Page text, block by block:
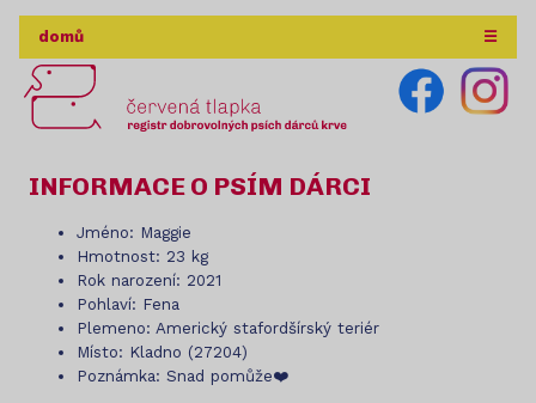
domů ☰
INFORMACE O PSÍM DÁRCI
Jméno: Maggie
Hmotnost: 23 kg
Rok narození: 2021
Pohlaví: Fena
Plemeno: Americký stafordšírský teriér
Místo: Kladno (27204)
Poznámka: Snad pomůže❤️